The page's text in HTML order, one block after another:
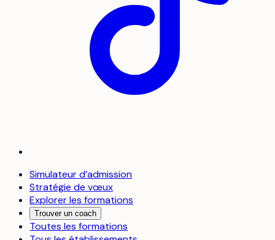
Simulateur d’admission
Stratégie de vœux
Explorer les formations
Trouver un coach
Toutes les formations